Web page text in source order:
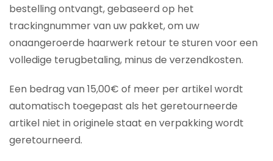
bestelling ontvangt, gebaseerd op het
trackingnummer van uw pakket, om uw
onaangeroerde haarwerk retour te sturen voor een
volledige terugbetaling, minus de verzendkosten.
Een bedrag van 15,00€ of meer per artikel wordt
automatisch toegepast als het geretourneerde
artikel niet in originele staat en verpakking wordt
geretourneerd.